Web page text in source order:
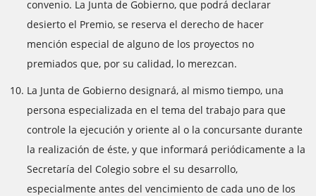
convenio. La Junta de Gobierno, que podrá declarar
desierto el Premio, se reserva el derecho de hacer
mención especial de alguno de los proyectos no
premiados que, por su calidad, lo merezcan.
La Junta de Gobierno designará, al mismo tiempo, una
persona especializada en el tema del trabajo para que
controle la ejecución y oriente al o la concursante durante
la realización de éste, y que informará periódicamente a la
Secretaría del Colegio sobre el su desarrollo,
especialmente antes del vencimiento de cada uno de los